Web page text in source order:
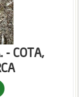
- COTA,